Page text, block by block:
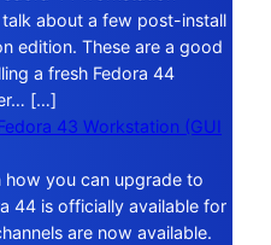
about a few post-install
edition. These are a good
a fresh Fedora 44
[…]
43 Workstation (GUI
how you can upgrade to
44 is officially available for
are now available.